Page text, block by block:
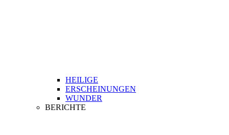
HEILIGE
ERSCHEINUNGEN
WUNDER
BERICHTE